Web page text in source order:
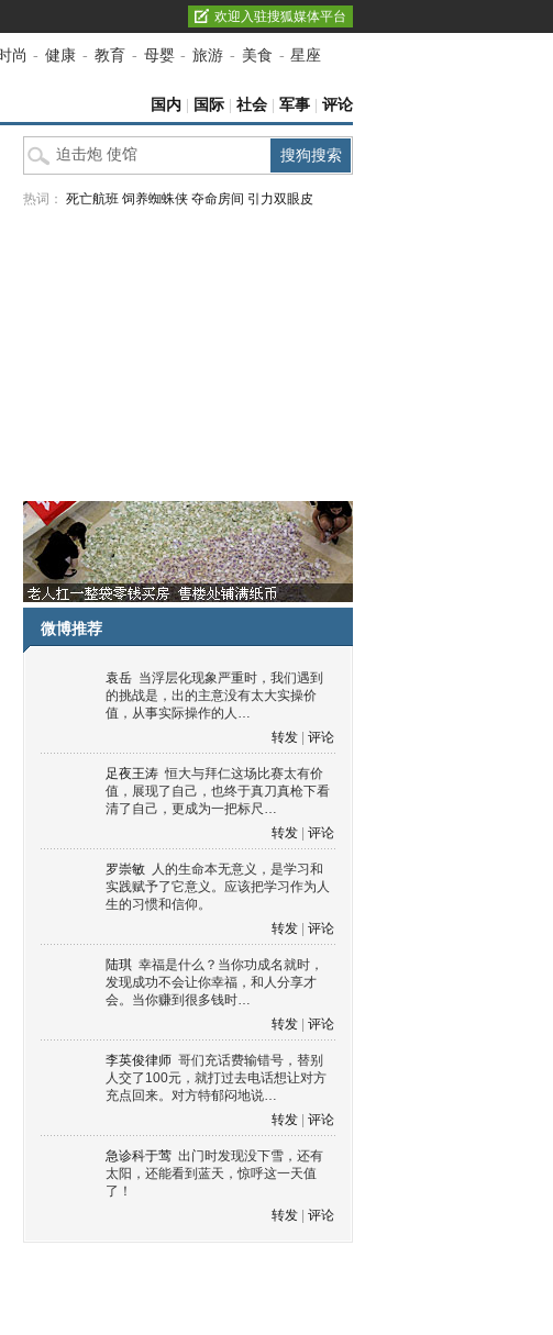
欢迎入驻搜狐媒体平台
尚 - 健康 - 教育 - 母婴 - 旅游 - 美食 - 星座
国内 国际 社会 军事 评论
热词： 死亡航班 饲养蜘蛛侠 夺命房间 引力双眼皮
微博推荐
袁岳 当浮层化现象严重时，我们遇到
的挑战是，出的主意没有太大实操价
值，从事实际操作的人…
转发
评论
足夜王涛 恒大与拜仁这场比赛太有价
值，展现了自己，也终于真刀真枪下看
清了自己，更成为一把标尺…
转发
评论
罗崇敏 人的生命本无意义，是学习和
实践赋予了它意义。应该把学习作为人
生的习惯和信仰。
转发
评论
陆琪 幸福是什么？当你功成名就时，
发现成功不会让你幸福，和人分享才
会。当你赚到很多钱时…
转发
评论
李英俊律师 哥们充话费输错号，替别
人交了100元，就打过去电话想让对方
充点回来。对方特郁闷地说…
转发
评论
急诊科于莺 出门时发现没下雪，还有
太阳，还能看到蓝天，惊呼这一天值
了！
转发
评论